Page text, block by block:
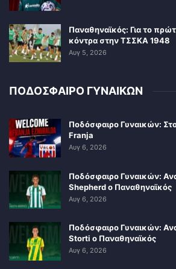
Παναθηναϊκός: Για το
κόντρα στην ΤΣΣΚΑ 1948
Αυγ 5, 2026
ΠΟΔΟΣΦΑΙΡΟ ΓΥΝΑΙΚΩΝ
Ποδόσφαιρο Γυναικών:
Franja
Αυγ 6, 2026
Ποδόσφαιρο Γυναικών:
Shepherd ο Παναθηναϊκός
Αυγ 6, 2026
Ποδόσφαιρο Γυναικών:
Storti ο Παναθηναϊκός
Αυγ 6, 2026